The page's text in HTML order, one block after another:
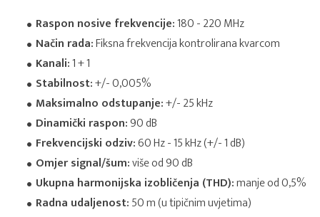
Raspon nosive frekvencije:180 - 220 MHz
Način rada:Fiksna frekvencija kontrolirana kvarcom
Kanali:1 + 1
Stabilnost:+/- 0,005%
Maksimalno odstupanje:+/- 25 kHz
Dinamički raspon:90 dB
Frekvencijski odziv:60 Hz - 15 kHz (+/- 1 dB)
Omjer signal/šum:više od 90 dB
Ukupna harmonijska izobličenja (THD):manje od 0,5%
Radna udaljenost:50 m (u tipičnim uvjetima)